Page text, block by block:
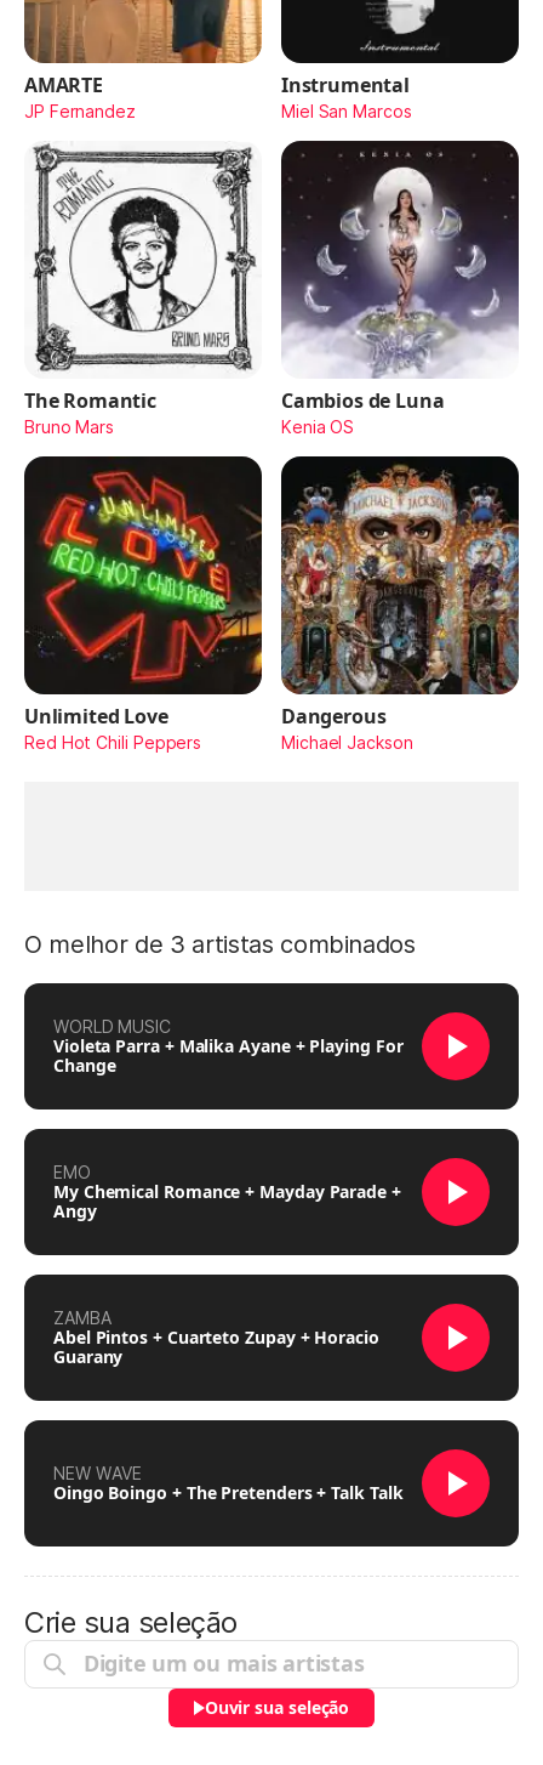
AMARTE
JP Fernandez
Instrumental
Miel San Marcos
The Romantic
Bruno Mars
Cambios de Luna
Kenia OS
Unlimited Love
Red Hot Chili Peppers
Dangerous
Michael Jackson
O melhor de 3 artistas combinados
WORLD MUSIC
Violeta Parra + Malika Ayane + Playing For
Change
EMO
My Chemical Romance + Mayday Parade +
Angy
ZAMBA
Abel Pintos + Cuarteto Zupay + Horacio
Guarany
NEW WAVE
Oingo Boingo + The Pretenders + Talk Talk
Crie sua seleção
Ouvir sua seleção